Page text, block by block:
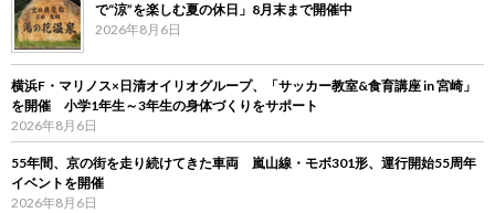
で“涼”を楽しむ夏の休日」8月末まで開催中
2026年8月6日
横浜F・マリノス×日清オイリオグループ、「サッカー教室&食育講座 in 宮崎」
を開催 小学1年生～3年生の身体づくりをサポート
2026年8月6日
55年間、京の街を走り続けてきた車両 嵐山線・モボ301形、運行開始55周年
イベントを開催
2026年8月6日